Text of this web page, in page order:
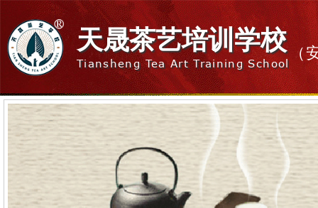
天晟茶艺培训学校
Tiansheng Tea Art Training School
（